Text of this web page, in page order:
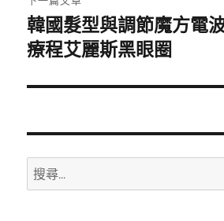
下
一
文
韓國髮型與調節魔方電
療程艾麗斯黑眼圈
搜
尋